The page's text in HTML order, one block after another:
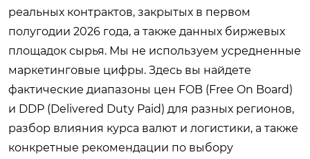
реальных контрактов, закрытых в первом
полугодии 2026 года, а также данных биржевых
площадок сырья. Мы не используем усредненные
маркетинговые цифры. Здесь вы найдете
фактические диапазоны цен FOB (Free On Board)
и DDP (Delivered Duty Paid) для разных регионов,
разбор влияния курса валют и логистики, а также
конкретные рекомендации по выбору